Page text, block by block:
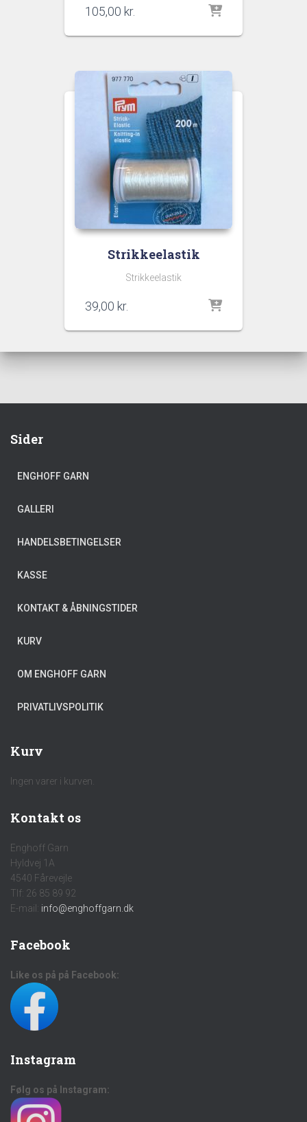
105,00 kr.
Strikkeelastik
Strikkeelastik
39,00 kr.
Sider
ENGHOFF GARN
GALLERI
HANDELSBETINGELSER
KASSE
KONTAKT & ÅBNINGSTIDER
KURV
OM ENGHOFF GARN
PRIVATLIVSPOLITIK
Kurv
Ingen varer i kurven.
Kontakt os
Enghoff Garn
Hyldvej 1A
4540 Fårevejle
Tlf: 26 85 89 92
E-mail: info@enghoffgarn.dk
Facebook
Like os på på Facebook:
Instagram
Følg os på Instagram: